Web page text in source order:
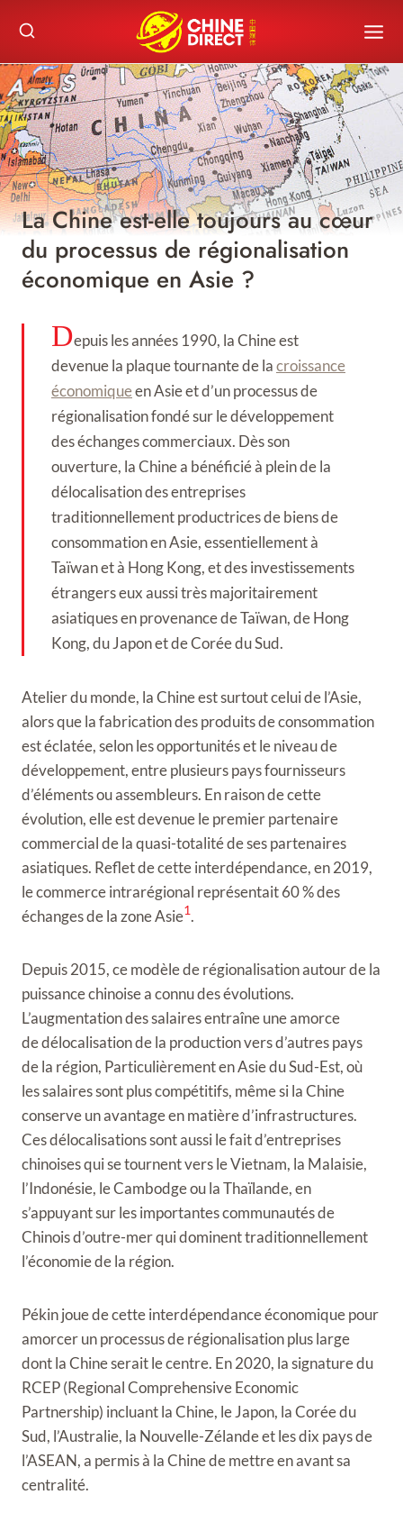
content
La Chine est-elle toujours au cœur
du processus de régionalisation
économique en Asie ?
Depuis les années 1990, la Chine est
devenue la plaque tournante de lacroissance
économiqueen Asie et d’un processus de
régionalisation fondé sur le développement
des échanges commerciaux. Dès son
ouverture, la Chine a bénéficié à plein de la
délocalisation des entreprises
traditionnellement productrices de biens de
consommation en Asie, essentiellement à
Taïwan et à Hong Kong, et des investissements
étrangers eux aussi très majoritairement
asiatiques en provenance de Taïwan, de Hong
Kong, du Japon et de Corée du Sud.
Atelier du monde, la Chine est surtout celui de l’Asie,
alors que la fabrication des produits de consommation
est éclatée, selon les opportunités et le niveau de
développement, entre plusieurs pays fournisseurs
d’éléments ou assembleurs. En raison de cette
évolution, elle est devenue le premier partenaire
commercial de la quasi-totalité de ses partenaires
asiatiques. Reflet de cette interdépendance, en 2019,
le commerceintrarégional représentait 60 % des
échanges de la zone Asie1.
Depuis 2015, ce modèle de régionalisation autour de la
puissance chinoise a connu des évolutions.
L’augmentation des salaires entraîne une amorce
de délocalisation de la production vers d’autres pays
de la région, Particulièrement en Asie du Sud-Est, où
les salaires sont plus compétitifs, même si la Chine
conserve un avantage en matière d’infrastructures.
Ces délocalisations sont aussi le fait d’entreprises
chinoises qui se tournent vers le Vietnam, la Malaisie,
l’Indonésie, le Cambodge ou la Thaïlande, en
s’appuyant sur les importantes communautés de
Chinois d’outre-mer qui dominent traditionnellement
l’économie de la région.
Pékin joue de cette interdépendance économique pour
amorcer un processus de régionalisation plus large
dont la Chine serait le centre. En 2020, la signature du
RCEP (Regional Comprehensive Economic
Partnership) incluant la Chine, le Japon, la Corée du
Sud, l’Australie, la Nouvelle-Zélande et les dix pays de
l’ASEAN, a permis à la Chine de mettre en avant sa
centralité.